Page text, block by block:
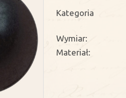
Kategoria
Wymiar:
Materiał: